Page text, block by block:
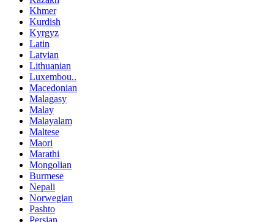
Khmer
Kurdish
Kyrgyz
Latin
Latvian
Lithuanian
Luxembou..
Macedonian
Malagasy
Malay
Malayalam
Maltese
Maori
Marathi
Mongolian
Burmese
Nepali
Norwegian
Pashto